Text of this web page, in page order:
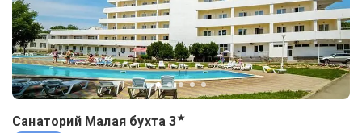
Санаторий Малая бухта 3★